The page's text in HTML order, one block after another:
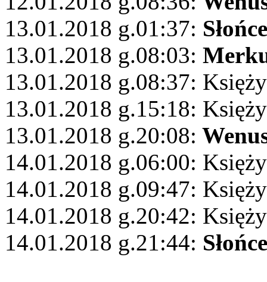
13.01.2018 g.01:37: Słońce
13.01.2018 g.08:03:
13.01.2018 g.08:37:
13.01.2018 g.15:18:
13.01.2018 g.20:08:
14.01.2018 g.06:00:
14.01.2018 g.09:47:
14.01.2018 g.20:42:
14.01.2018 g.21:44: Słońce